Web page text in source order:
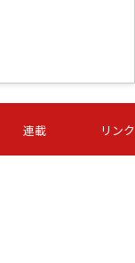
第16節 09/06 (日) 15:00
-
連載 リンク